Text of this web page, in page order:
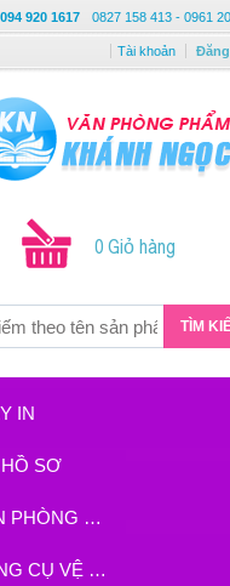
920 1617 0827 158 413 - 0961
Tài khoản
0 Giỏ hàng
TÌM
IN
SƠ
VĂN PHÒNG PHẨM
DỤNG CỤ VỆ SINH